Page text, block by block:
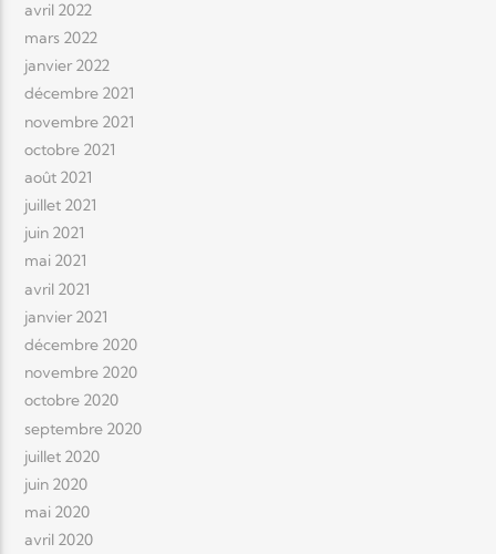
avril 2022
mars 2022
janvier 2022
décembre 2021
novembre 2021
octobre 2021
août 2021
juillet 2021
juin 2021
mai 2021
avril 2021
janvier 2021
décembre 2020
novembre 2020
octobre 2020
septembre 2020
juillet 2020
juin 2020
mai 2020
avril 2020